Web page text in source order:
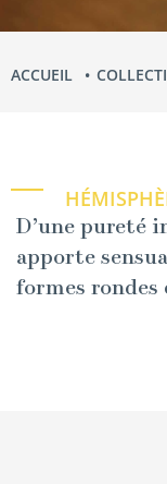
ACCUEIL
D’une pureté
apporte
formes ron­des